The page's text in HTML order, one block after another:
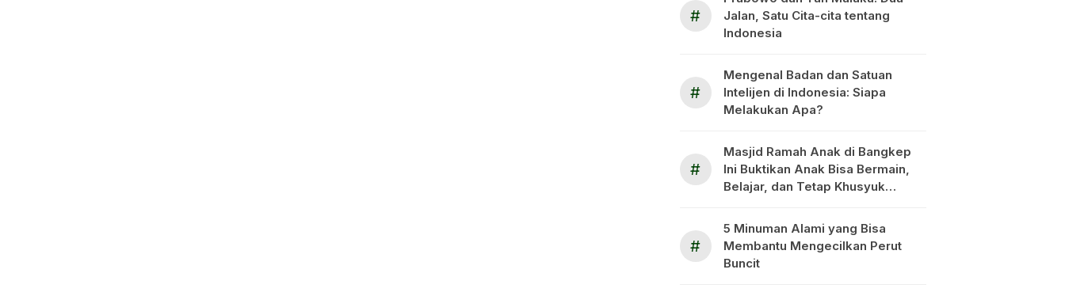
#
Jalan, Satu Cita-cita tentang
Indonesia
#
Mengenal Badan dan Satuan
Intelijen di Indonesia: Siapa
Melakukan Apa?
#
Masjid Ramah Anak di Bangkep
Ini Buktikan Anak Bisa Bermain,
Belajar, dan Tetap Khusyuk
#
5 Minuman Alami yang Bisa
Membantu Mengecilkan Perut
Buncit